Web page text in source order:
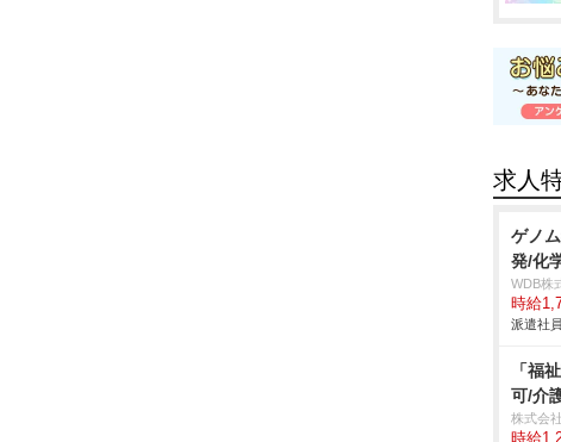
求人
ゲノ
発/化
WDB株
時給
派遣社
「福
可/介
株式会
時給